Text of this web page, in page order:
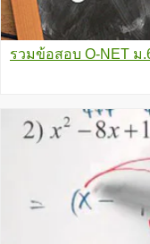
รวมข้อสอบ O-NET ม